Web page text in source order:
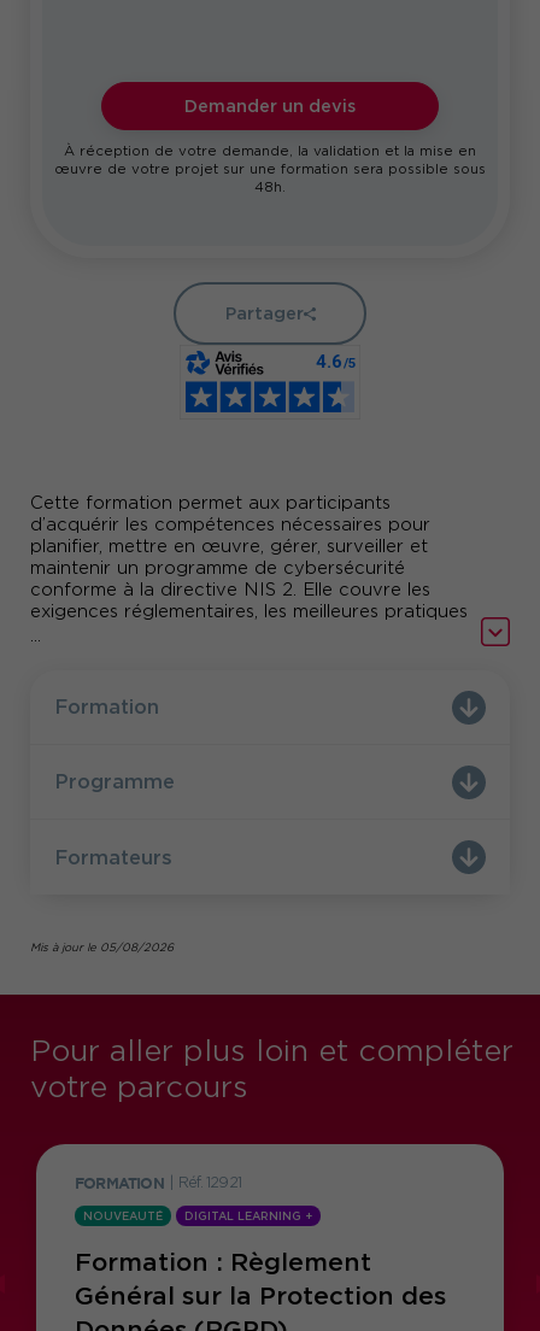
Cette formation permet aux participants
d’acquérir les compétences nécessaires pour
planifier, mettre en œuvre, gérer, surveiller et
maintenir un programme de cybersécurité
conforme à la directive NIS 2. Elle couvre les
exigences réglementaires, les meilleures pratiques
certification PECB.
...
Demander un devis
À réception de votre demande, la validation et la mise en
œuvre de votre projet sur une formation sera possible sous
48h.
Partager
Formation
Programme
Formateurs
Mis à jour le 05/08/2026
Pour aller plus loin et compléter
votre parcours
FORMATION Réf. 12921
NOUVEAUTÉ DIGITAL LEARNING +
Formation : Règlement
Général sur la Protection des